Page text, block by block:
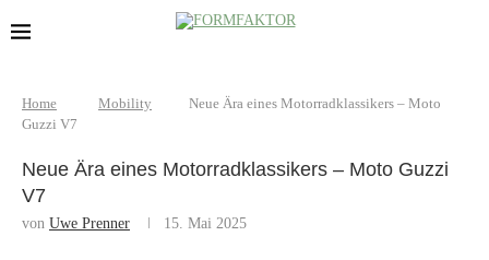
Home Mobility
Neue Ära eines Motorradklassikers – Moto
Guzzi V7
Neue Ära eines Motorradklassikers – Moto Guzzi
V7
von Uwe Prenner 15. Mai 2025